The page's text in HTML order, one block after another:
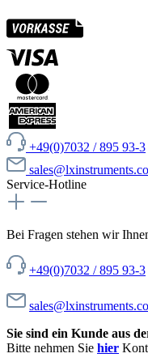
+49(0)7032 / 895 93-3
Service-Hotline
Bei Fragen stehen wir
+49(0)7032 / 895 93-3
Sie sind ein Kunde aus
Bitte nehmen Sie hier